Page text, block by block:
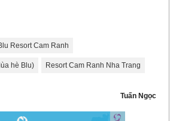
Resort Cam Ranh
hè Blu) Resort Cam Ranh Nha Trang
Tuấn Ngọc